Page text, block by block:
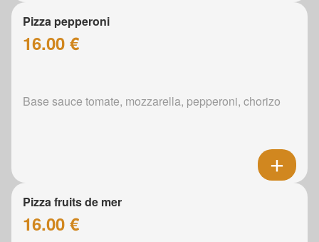
Pizza pepperoni
16.00 €
Base sauce tomate, mozzarella, pepperoni, chorizo
Pizza fruits de mer
16.00 €